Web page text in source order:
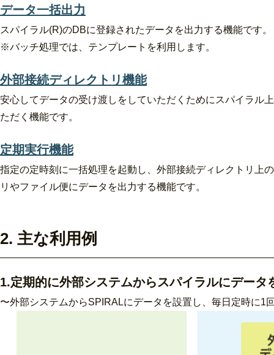
データ一括出力
スパイラル(R)のDBに登録されたデータを出力する機能です
※バッチ処理では、テンプレートを利用します。
外部接続ディレクトリ機能
安心してデータの受け渡しをしていただくためにスパイラル
ただく機能です。
定期実行機能
指定の定時刻に一括処理を起動し、外部接続ディレクトリ上
リやファイル便にデータを出力する機能です。
2. 主な利用例
1.定期的に外部システムからスパイラルにデータ
〜外部システムからSPIRALにデータを設置し、毎日定時に1